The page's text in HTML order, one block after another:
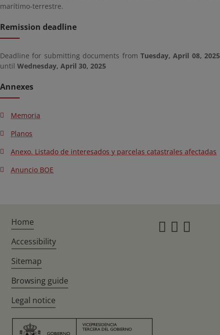
marítimo-terrestre.
Remission deadline
Deadline for submitting documents from Tuesday, April 08, 2025
until Wednesday, April 30, 2025
Annexes
Memoria
Planos
Anexo. Listado de interesados y parcelas catastrales afectadas
Anuncio BOE
Home
Accessibility
Sitemap
Browsing guide
Legal notice